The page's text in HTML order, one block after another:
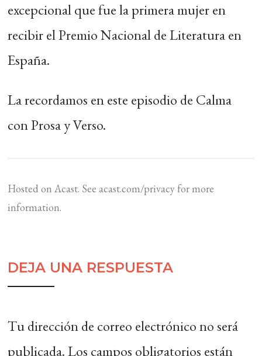
excepcional que fue la primera mujer en
recibir el Premio Nacional de Literatura en
España.
La recordamos en este episodio de Calma
con Prosa y Verso.
Hosted on Acast. Seeacast.com/privacyfor more
information.
DEJA UNA RESPUESTA
Tu dirección de correo electrónico no será
publicada. Los campos obligatorios están